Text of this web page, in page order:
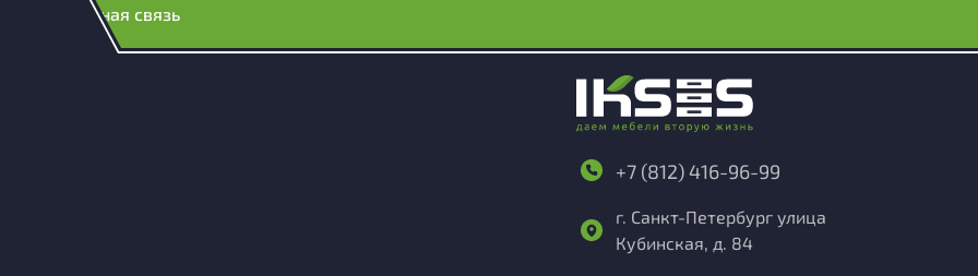
Обратная связь
+7 (812) 416-96-99
г. Санкт-Петербург улица
Кубинская, д. 84